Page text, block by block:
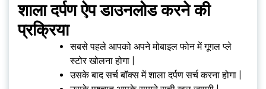
शाला दर्पण ऐप डाउनलोड करने की
प्रक्रिया
सबसे पहले आपको अपने मोबाइल फोन में गूगल प्ले
स्टोर खोलना होगा |
उसके बाद सर्च बॉक्स में शाला दर्पण सर्च करना होगा |